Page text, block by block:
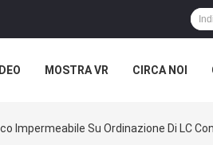
MOSTRA VR CIRCA NOI
Impermeabile Su Ordinazione Di LC